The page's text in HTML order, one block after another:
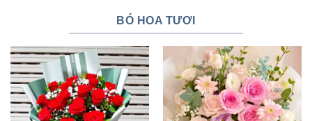
BÓ HOA TƯƠI